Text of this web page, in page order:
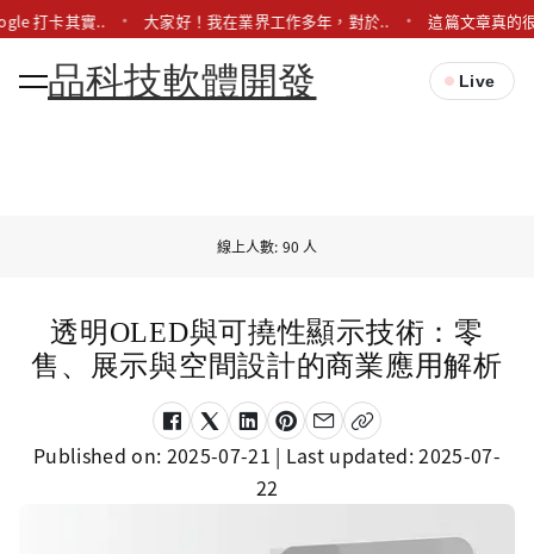
打卡其實.. 大家好！我在業界工作多年，對於.. 這篇文章真的
品科技軟體開發 Live
線上人數: 90 人
透明OLED與可撓性顯示技術：零
售、展示與空間設計的商業應用解析
Published on: 2025-07-21 | Last updated:2025-07-
22